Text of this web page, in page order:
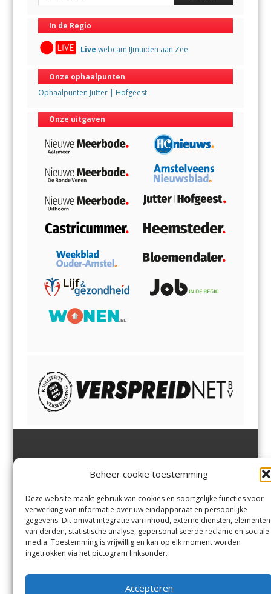
Beheer cookie toestemming
Deze website maakt gebruik van cookies en soortgelijke functies voor
verwerking van informatie over uw eindapparaat en persoonlijke
gegevens. Dit omvat integratie van inhoud, externe diensten, elementen
van derden, statistische analyse, gepersonaliseerde reclame en sociale
media. Toestemming is vrijwillig en kan op elk moment worden
ingetrokken via het pictogram linksonder.
Accepteren
In de Regio
Live webcam IJmuiden aan Zee
Onze ophaalpunten
Ophaalpunten Jutter | Hofgeest
Onze uitgaven
Margadantstraat 34
0255-533900
info@jutter.nlofinfo@hofgee
st.nl
Velserbroek,Velsen-Zuid,
Zuid,Driehuisen
Spaarnwoude.
Contact
Andere uitgaven